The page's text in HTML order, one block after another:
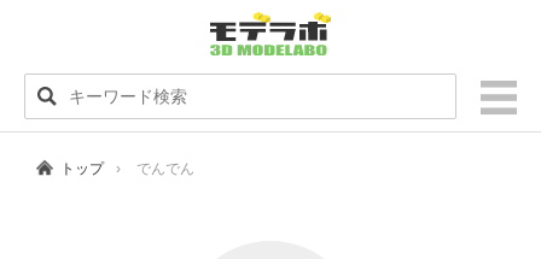
トップ でんでん